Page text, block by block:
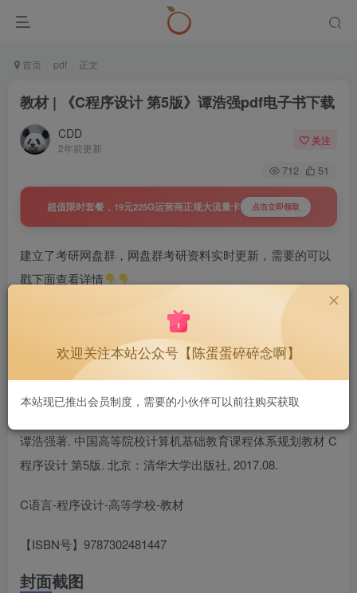
首页 pdf 正文
教材 | 《C程序设计 第5版》谭浩强pdf电子书下载
CDD
2年前更新
关注
712 51
超值限时套餐，19元225G运营商正规大流量卡 点击立即领取
建立了考研网盘群，网盘群考研资料实时更新，需要的可以
戳下面查看详情
置顶 | 27考研网盘群，持续更新，
好用不贵~
1.3W+
谭浩强著. 中国高等院校计算机基础教育课程体系规划教材 C
程序设计 第5版. 北京：清华大学出版社, 2017.08.
C语言-程序设计-高等学校-教材
【ISBN号】9787302481447
封面截图
欢迎关注本站公众号【陈蛋蛋碎碎念啊】
本站现已推出会员制度，需要的小伙伴可以前往购买获取